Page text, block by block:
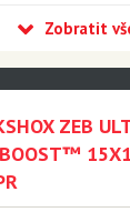
ZEB